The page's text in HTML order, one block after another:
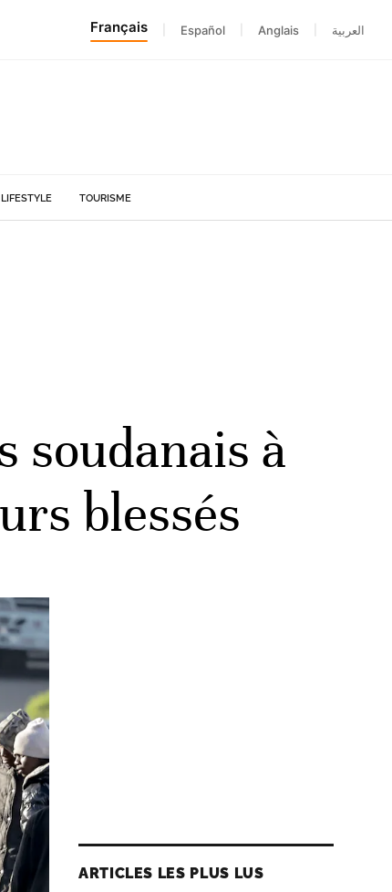
Français Español Anglais العربية
LIFESTYLE TOURISME
à
blessés
ARTICLES LES PLUS LUS